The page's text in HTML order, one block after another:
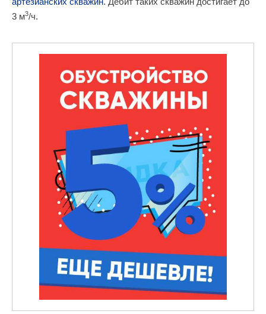
3 м3/ч.